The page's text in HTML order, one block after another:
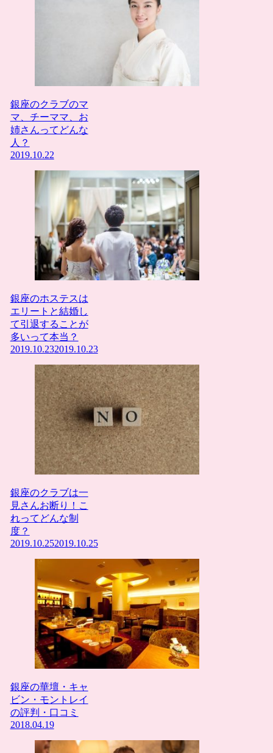
銀座のクラブのマ
マ、チーママ、お
姉さんってどんな
人？
2019.10.22
銀座のホステスは
エリートと結婚し
て引退することが
多いって本当？
2019.10.232019.10.23
銀座のクラブは一
見さんお断り！こ
れってどんな制
度？
2019.10.252019.10.25
銀座の華壇・キャ
ビン・モントレイ
の評判・口コミ
2018.04.19